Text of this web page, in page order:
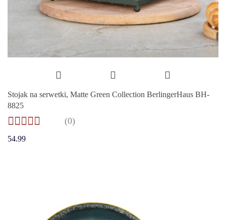
Stojak na serwetki, Matte Green Collection BerlingerHaus BH-
8825
(0)
54.99